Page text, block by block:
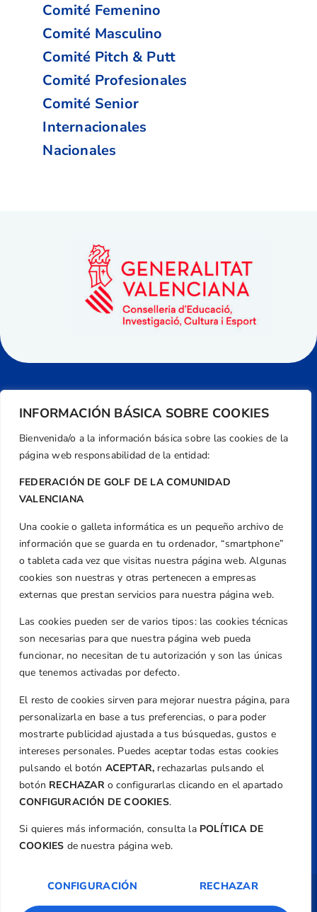
INFORMACIÓN BÁSICA SOBRE COOKIES
Bienvenida/o a la información básica sobre las cookies de la
página web responsabilidad de la entidad:
FEDERACIÓN DE GOLF DE LA COMUNIDAD
VALENCIANA
Una cookie o galleta informática es un pequeño archivo de
información que se guarda en tu ordenador, “smartphone”
o tableta cada vez que visitas nuestra página web. Algunas
cookies son nuestras y otras pertenecen a empresas
externas que prestan servicios para nuestra página web.
Las cookies pueden ser de varios tipos: las cookies técnicas
son necesarias para que nuestra página web pueda
funcionar, no necesitan de tu autorización y son las únicas
que tenemos activadas por defecto.
El resto de cookies sirven para mejorar nuestra página, para
personalizarla en base a tus preferencias, o para poder
mostrarte publicidad ajustada a tus búsquedas, gustos e
intereses personales. Puedes aceptar todas estas cookies
pulsando el botón ACEPTAR, rechazarlas pulsando el
botón RECHAZARo configurarlas clicando en el apartado
CONFIGURACIÓN DE COOKIES.
Si quieres más información, consulta la POLÍTICA DE
COOKIES de nuestra página web.
CONFIGURACIÓN RECHAZAR
Comité Femenino
Comité Masculino
Comité Pitch & Putt
Comité Profesionales
Comité Senior
Internacionales
Nacionales
Dirección
Centre de L´Esport, Carrer d'Isaac Peral i
Caballero, Nº 5, Despachos 2 y 3, 46980,
Valencia
Teléfono
+34 961 367 799
Email
federacion@golfcv.com
Aviso Legal
Política de Privacidad
Transparencia
Normativa
Federación